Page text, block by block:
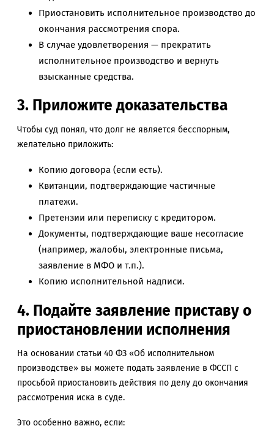
Приостановить исполнительное производство до
окончания рассмотрения спора.
В случае удовлетворения — прекратить
исполнительное производство и вернуть
взысканные средства.
3. Приложите доказательства
Чтобы суд понял, что долг не является бесспорным,
желательно приложить:
Копию договора (если есть).
Квитанции, подтверждающие частичные
платежи.
Претензии или переписку с кредитором.
Документы, подтверждающие ваше несогласие
(например, жалобы, электронные письма,
заявление в МФО и т.п.).
Копию исполнительной надписи.
4. Подайте заявление приставу о
приостановлении исполнения
На основании статьи 40 ФЗ «Об исполнительном
производстве» вы можете подать заявление в ФССП с
просьбой приостановить действия по делу до окончания
рассмотрения иска в суде.
Это особенно важно, если: